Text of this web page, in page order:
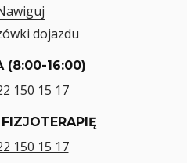
dojazdu
(8:00-16:00)
150 15 17
150 15 17